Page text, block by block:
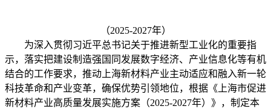
（2025-2027年）
为深入贯彻习近平总书记关于推进新型工业化的重要指
示，落实把建设制造强国同发展数字经济、产业信息化等有机
结合的工作要求，推动上海新材料产业主动适应和融入新一轮
科技革命和产业变革，确保优势引领地位，根据《上海市促进
新材料产业高质量发展实施方案（2025-2027年）》，制定本